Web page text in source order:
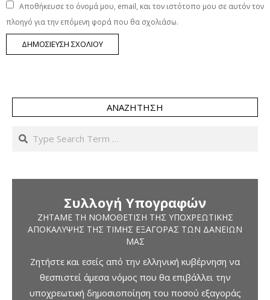
Αποθήκευσε το όνομά μου, email, και τον ιστότοπο μου σε αυτόν τον
πλοηγό για την επόμενη φορά που θα σχολιάσω.
ΑΝΑΖΉΤΗΣΗ
Search
Συλλογή Υπογραφών
ΖΗΤΆΜΕ ΤΗ ΝΟΜΟΘΈΤΙΣΗ ΤΗΣ ΥΠΟΧΡΕΩΤΙΚΉΣ
ΑΠΟΚΆΛΥΨΗΣ ΤΗΣ ΤΙΜΉΣ ΕΞΑΓΟΡΆΣ ΤΩΝ ΔΑΝΕΊΩΝ
ΜΑΣ
Ζητήστε και εσείς από την ελληνική κυβέρνηση να
θεσπιστεί άμεσα νόμος που θα επιβάλλει την
υποχρεωτική δημοσιοποίηση του ποσού εξαγοράς